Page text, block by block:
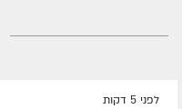
לפני 5 דקות